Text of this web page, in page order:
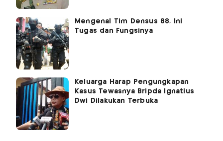
Mengenal Tim Densus 88, Ini
Tugas dan Fungsinya
Keluarga Harap Pengungkapan
Kasus Tewasnya Bripda Ignatius
Dwi Dilakukan Terbuka